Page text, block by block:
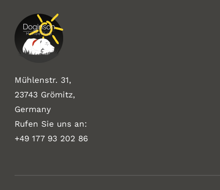
Mühlenstr. 31,
23743 Grömitz,
Germany
Rufen Sie uns an:
+49 177 93 202 86